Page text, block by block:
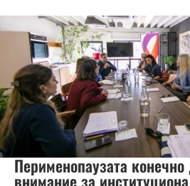
Перименопаузата
внимание за